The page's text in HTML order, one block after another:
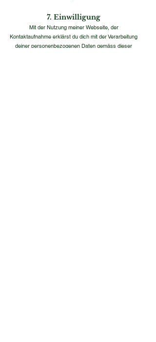
7. Einwilligung
Mit der Nutzung meiner Webseite, der
Kontaktaufnahme erklärst du dich mit der Verarbeitung
deiner personenbezogenen Daten gemäss dieser